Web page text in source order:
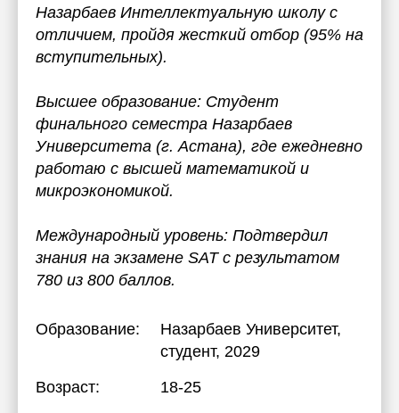
Назарбаев Интеллектуальную школу с
отличием, пройдя жесткий отбор (95% на
вступительных).
Высшее образование: Студент
финального семестра Назарбаев
Университета (г. Астана), где ежедневно
работаю с высшей математикой и
микроэкономикой.
Международный уровень: Подтвердил
знания на экзамене SAT с результатом
780 из 800 баллов.
Образование: Назарбаев Университет,
студент, 2029
Возраст:
18-25